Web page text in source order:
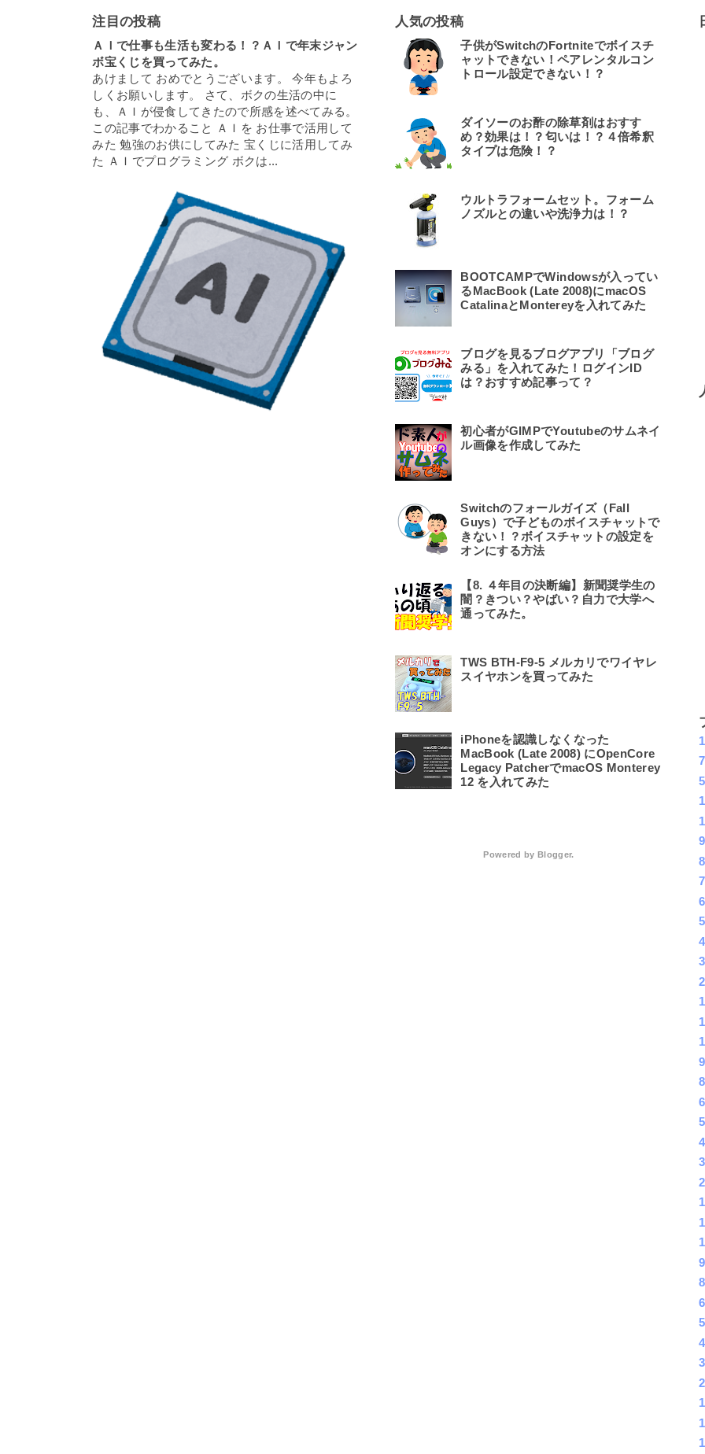
注目の投稿
ＡＩで仕事も生活も変わる！？ＡＩで年末ジャン
ボ宝くじを買ってみた。
あけまして おめでとうございます。 今年もよろ
しくお願いします。 さて、ボクの生活の中に
も、ＡＩが侵食してきたので所感を述べてみる。
この記事でわかること ＡＩを お仕事で活用して
みた 勉強のお供にしてみた 宝くじに活用してみ
た ＡＩでプログラミング ボクは...
人気の投稿
子供がSwitchのFortniteでボイスチ
ャットできない！ペアレンタルコン
トロール設定できない！？
ダイソーのお酢の除草剤はおすす
め？効果は！？匂いは！？４倍希釈
タイプは危険！？
ウルトラフォームセット。フォーム
ノズルとの違いや洗浄力は！？
BOOTCAMPでWindowsが入ってい
るMacBook (Late 2008)にmacOS
CatalinaとMontereyを入れてみた
ブログを見るブログアプリ「ブログ
みる」を入れてみた！ログインID
は？おすすめ記事って？
初心者がGIMPでYoutubeのサムネイ
ル画像を作成してみた
Switchのフォールガイズ（Fall
Guys）で子どものボイスチャットで
きない！？ボイスチャットの設定を
オンにする方法
【8. ４年目の決断編】新聞奨学生の
闇？きつい？やばい？自力で大学へ
通ってみた。
TWS BTH-F9-5 メルカリでワイヤレ
スイヤホンを買ってみた
iPhoneを認識しなくなった
MacBook (Late 2008) にOpenCore
Legacy PatcherでmacOS Monterey
12 を入れてみた
Powered by Blogger.